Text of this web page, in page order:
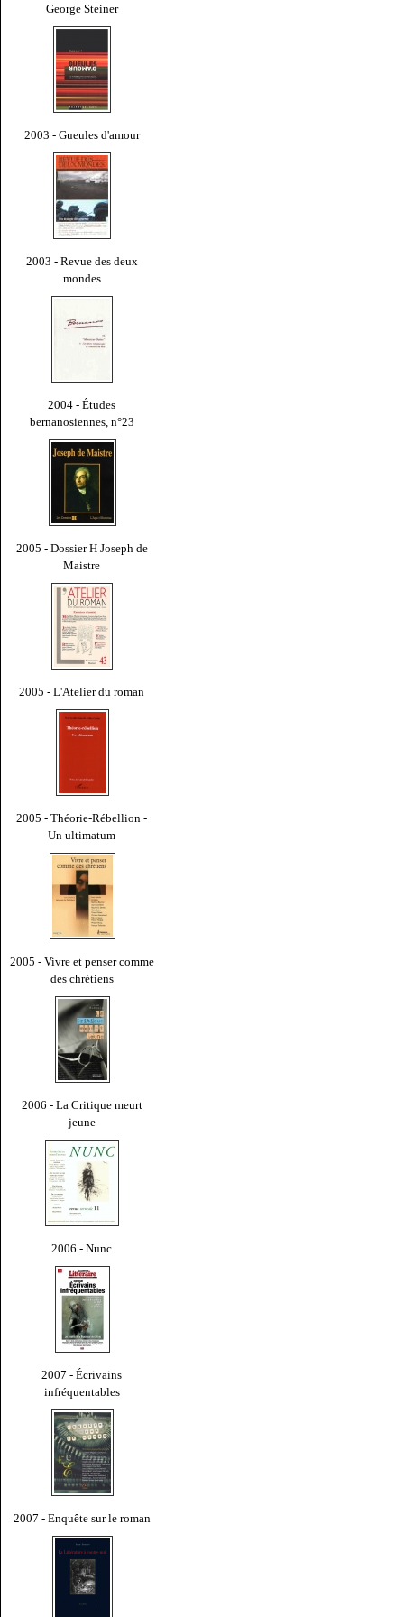
George Steiner
2003 - Gueules d'amour
2003 - Revue des deux
mondes
2004 - Études
bernanosiennes, n°23
2005 - Dossier H Joseph de
Maistre
2005 - L'Atelier du roman
2005 - Théorie-Rébellion -
Un ultimatum
2005 - Vivre et penser comme
des chrétiens
2006 - La Critique meurt
jeune
2006 - Nunc
2007 - Écrivains
infréquentables
2007 - Enquête sur le roman